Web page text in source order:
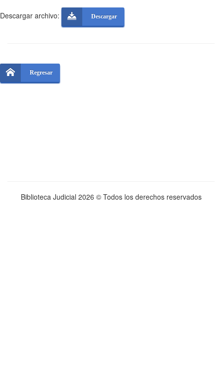
Descargar archivo: Descargar
Regresar
Biblioteca Judicial 2026 © Todos los derechos reservados